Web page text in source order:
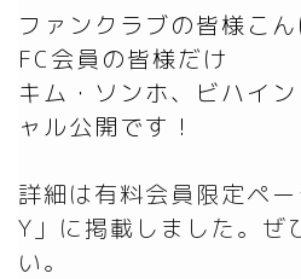
ファンクラブの皆様こん
FC会員の皆様だけ
キム・ソンホ、ビハイ
詳細は有料会員限定ペ
Y」に掲載しました。ぜ
い。